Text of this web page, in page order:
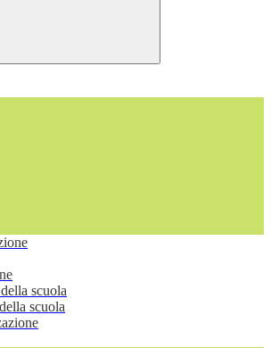
scuola
scuola